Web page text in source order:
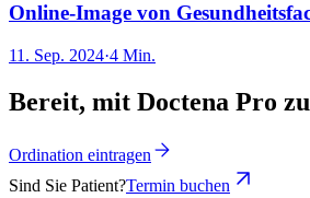
Online-Image von
11. Sep. 2024·4 Min.
Bereit, mit Doctena Pro
Ordination eintragen
Sind Sie Patient?Termin buchen